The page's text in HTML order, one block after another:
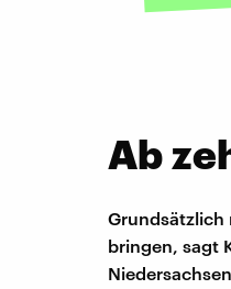
Ab
Grundsätzlich
bringen, sagt